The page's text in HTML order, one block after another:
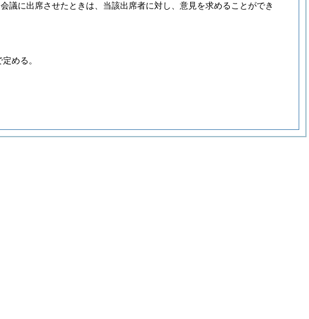
議に出席させたときは、当該出席者に対し、意見を求めることができ
める。